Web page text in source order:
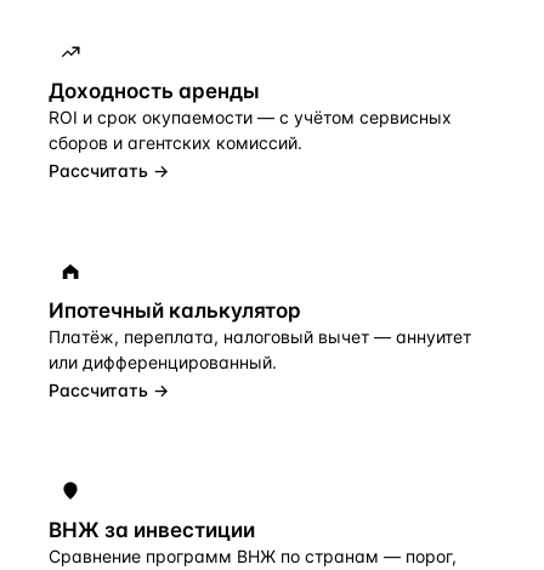
Доходность аренды
ROI и срок окупаемости — с учётом сервисных
сборов и агентских комиссий.
Рассчитать →
Ипотечный калькулятор
Платёж, переплата, налоговый вычет — аннуитет
или дифференцированный.
Рассчитать →
ВНЖ за инвестиции
Сравнение программ ВНЖ по странам — порог,